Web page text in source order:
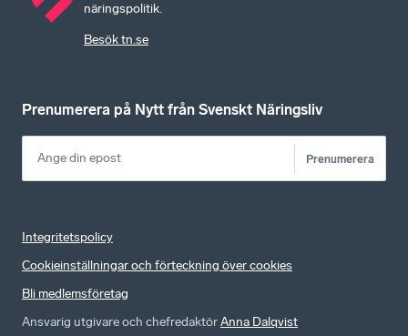
näringspolitik.
Besök tn.se
Prenumerera på Nytt från Svenskt Näringsliv
Prenumerera
Integritetspolicy
Cookieinställningar och förteckning över cookies
Bli medlemsföretag
Ansvarig utgivare och chefredaktörAnna Dalqvist